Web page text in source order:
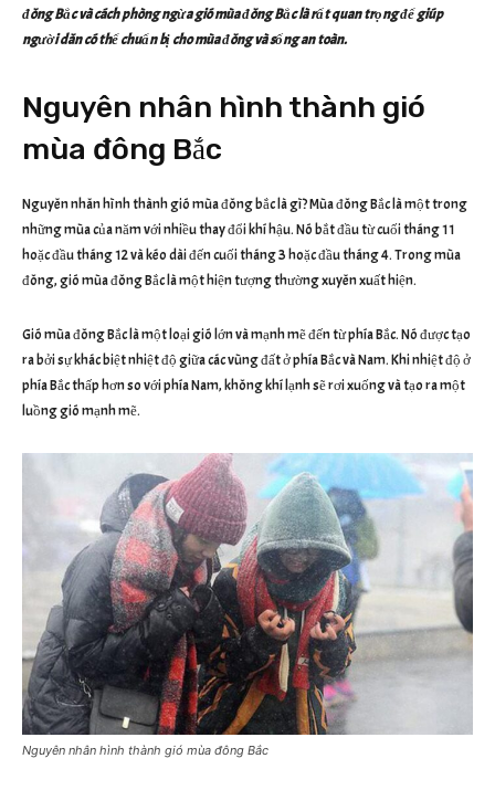
đông Bắc và cách phòng ngừa gió mùa đông Bắc là rất quan trọng để giúp
người dân có thể chuẩn bị cho mùa đông và sống an toàn.
Nguyên nhân hình thành gió
mùa đông Bắc
Nguyên nhân hình thành gió mùa đông bắc là gì? Mùa đông Bắc là một trong
những mùa của năm với nhiều thay đổi khí hậu. Nó bắt đầu từ cuối tháng 11
hoặc đầu tháng 12 và kéo dài đến cuối tháng 3 hoặc đầu tháng 4. Trong mùa
đông, gió mùa đông Bắc là một hiện tượng thường xuyên xuất hiện.
Gió mùa đông Bắc là một loại gió lớn và mạnh mẽ đến từ phía Bắc. Nó được tạo
ra bởi sự khác biệt nhiệt độ giữa các vùng đất ở phía Bắc và Nam. Khi nhiệt độ ở
phía Bắc thấp hơn so với phía Nam, không khí lạnh sẽ rơi xuống và tạo ra một
luồng gió mạnh mẽ.
Nguyên nhân hình thành gió mùa đông Bắc